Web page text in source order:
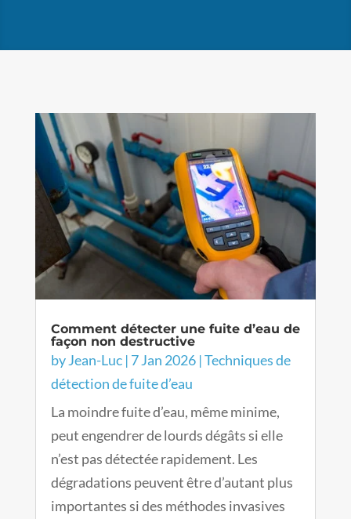
Comment détecter une fuite d’eau de
façon non destructive
byJean-Luc| 7 Jan 2026|Techniques de
détection de fuite d’eau
La moindre fuite d’eau, même minime,
peut engendrer de lourds dégâts si elle
n’est pas détectée rapidement. Les
dégradations peuvent être d’autant plus
importantes si des méthodes invasives